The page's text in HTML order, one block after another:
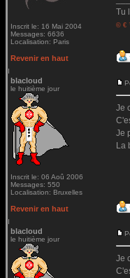
Inscrit le: 16 Mai 2004
Messages: 6636
Localisation: Paris
Tu
© €
Revenir en haut
blacloud
le huitième jour
Inscrit le: 06 Aoû 2006
Messages: 550
Localisation: Bruxelles
Je
Je
La
Revenir en haut
blacloud
le huitième jour
Je